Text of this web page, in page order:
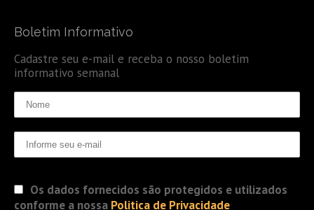
Boletim Informativo
Cadastre seu e-mail e receba o nosso boletim
informativo semanal
Os dados fornecidos são protegidos e utilizados
conforme a nossa Politica de Privacidade